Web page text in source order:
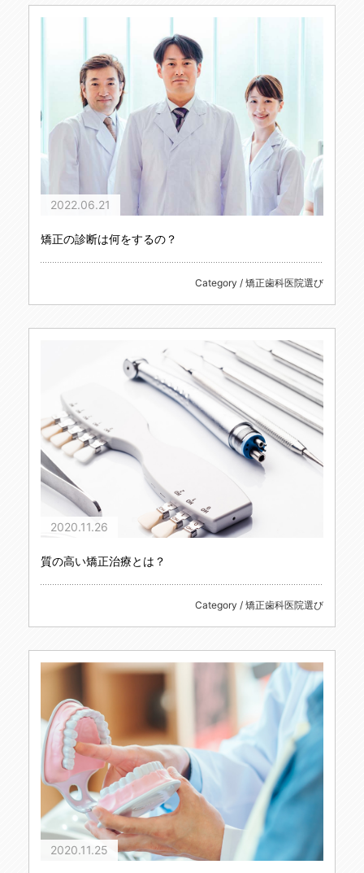
2022.06.21
矯正の診断は何をするの？
Category / 矯正歯科医院選び
2020.11.26
質の高い矯正治療とは？
Category / 矯正歯科医院選び
2020.11.25